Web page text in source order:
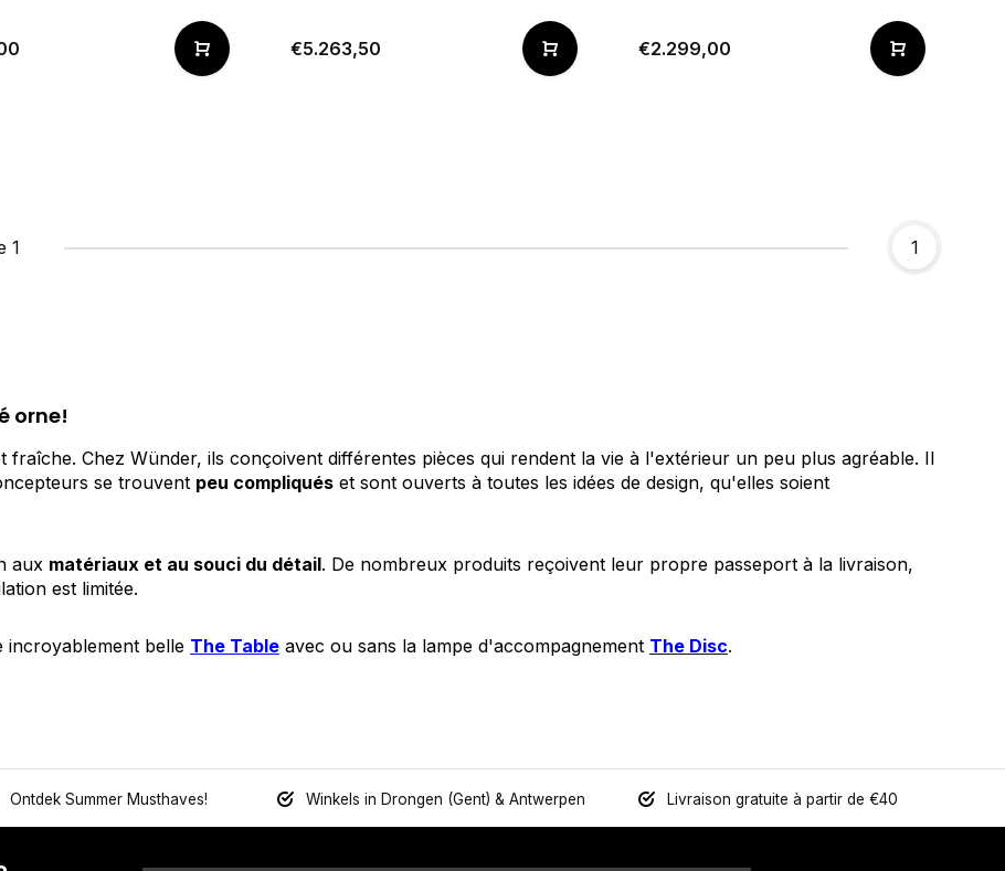
€5.263,50 €2.299,00
1 1
orne!
fraîche. Chez Wünder, ils conçoivent différentes pièces qui rendent la vie à l'extérieur un peu plus agréable. Il
se trouvent peu compliqués et sont ouverts à toutes les idées de design, qu'elles soient
aux matériaux et au souci du détail. De nombreux produits reçoivent leur propre passeport à la livraison,
est limitée.
incroyablement belle The Table avec ou sans la lampe d'accompagnement The Disc.
Ontdek Summer Musthaves! Winkels in Drongen (Gent) & Antwerpen Livraison gratuite à partir de €40